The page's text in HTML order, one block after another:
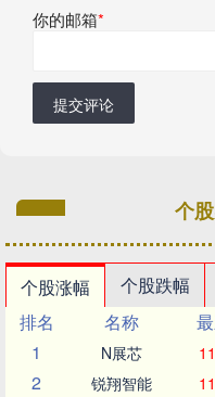
你的邮箱*
提交评论
个
个股涨幅 个股跌幅
排名
名称
1
N展芯
2 锐翔智能